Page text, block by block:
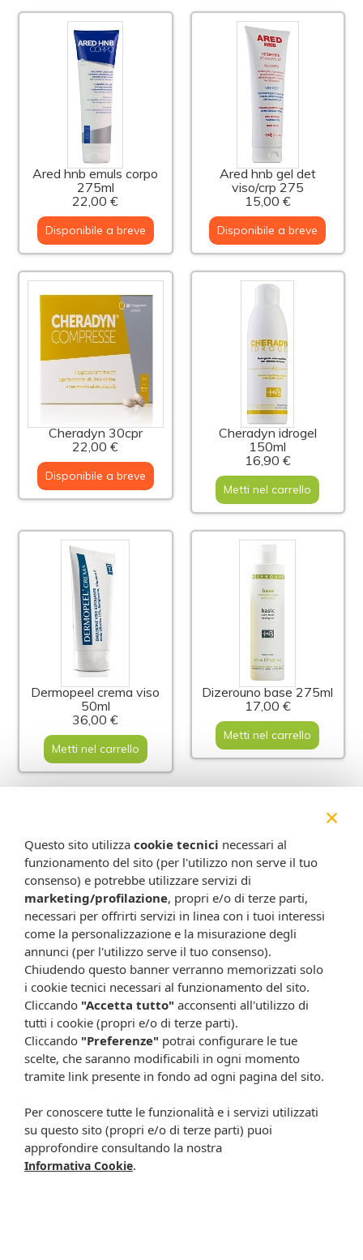
Ared hnb emuls corpo
275ml
22,00 €
Disponibile a breve
Ared hnb gel det
viso/crp 275
15,00 €
Disponibile a breve
Cheradyn 30cpr
22,00 €
Disponibile a breve
Cheradyn idrogel
150ml
16,90 €
Metti nel carrello
Dermopeel crema viso
50ml
36,00 €
Metti nel carrello
Dizerouno base 275ml
17,00 €
Metti nel carrello
Dizerouno capelli
shampoo200ml
21,00 €
Metti nel carrello
Dizerouno corpo 200ml
22,00 €
Metti nel carrello
×
Questo sito utilizza cookie tecnici necessari al
funzionamento del sito (per l'utilizzo non serve il tuo
consenso) e potrebbe utilizzare servizi di
marketing/profilazione, propri e/o di terze parti,
necessari per offrirti servizi in linea con i tuoi interessi
come la personalizzazione e la misurazione degli
annunci (per l'utilizzo serve il tuo consenso).
Chiudendo questo banner verranno memorizzati solo
i cookie tecnici necessari al funzionamento del sito.
Cliccando "Accetta tutto" acconsenti all'utilizzo di
tutti i cookie (propri e/o di terze parti).
Cliccando "Preferenze" potrai configurare le tue
scelte, che saranno modificabili in ogni momento
tramite link presente in fondo ad ogni pagina del sito.
Per conoscere tutte le funzionalità e i servizi utilizzati
su questo sito (propri e/o di terze parti) puoi
approfondire consultando la nostra
Informativa Cookie.